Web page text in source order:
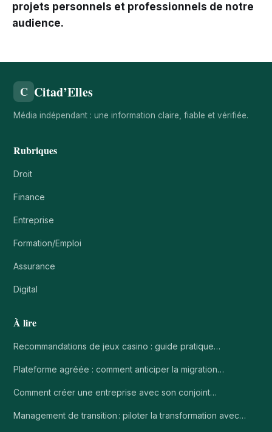
projets personnels et professionnels de notre
audience.
C Citad’Elles
Média indépendant : une information claire, fiable et vérifiée.
Rubriques
Droit
Finance
Entreprise
Formation/Emploi
Assurance
Digital
À lire
Recommandations de jeux casino : guide pratique…
Plateforme agréée : comment anticiper la migration…
Comment créer une entreprise avec son conjoint…
Management de transition : piloter la transformation avec…